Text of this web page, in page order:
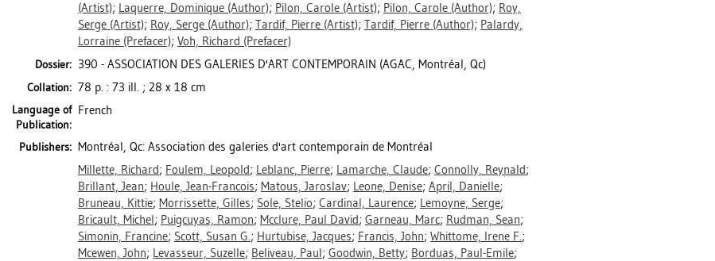
(Artist); Laquerre, Dominique (Author); Pilon, Carole (Artist); Pilon, Carole (Author); Roy,
Serge (Artist); Roy, Serge (Author); Tardif, Pierre (Artist); Tardif, Pierre (Author); Palardy,
Lorraine (Prefacer); Voh, Richard (Prefacer)
Dossier: 390 - ASSOCIATION DES GALERIES D'ART CONTEMPORAIN (AGAC, Montréal, Qc)
Collation: 78 p. : 73 ill. ; 28 x 18 cm
Language of
Publication:
French
Publishers: Montréal, Qc: Association des galeries d'art contemporain de Montréal
Millette, Richard; Foulem, Leopold; Leblanc, Pierre; Lamarche, Claude; Connolly, Reynald;
Brillant, Jean; Houle, Jean-Francois; Matous, Jaroslav; Leone, Denise; April, Danielle;
Bruneau, Kittie; Morrissette, Gilles; Sole, Stelio; Cardinal, Laurence; Lemoyne, Serge;
Bricault, Michel; Puigcuyas, Ramon; Mcclure, Paul David; Garneau, Marc; Rudman, Sean;
Simonin, Francine; Scott, Susan G.; Hurtubise, Jacques; Francis, John; Whittome, Irene F.;
Mcewen, John; Levasseur, Suzelle; Beliveau, Paul; Goodwin, Betty; Borduas, Paul-Emile;